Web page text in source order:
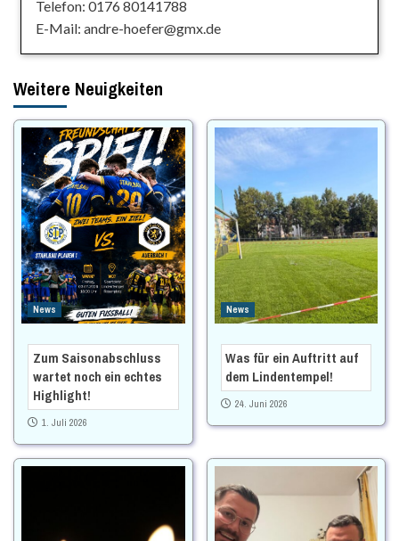
Telefon: 0176 80141788
E-Mail: andre-hoefer@gmx.de
Weitere Neuigkeiten
News
Zum Saisonabschluss
wartet noch ein echtes
Highlight!
1. Juli 2026
News
Was für ein Auftritt auf
dem Lindentempel!
24. Juni 2026